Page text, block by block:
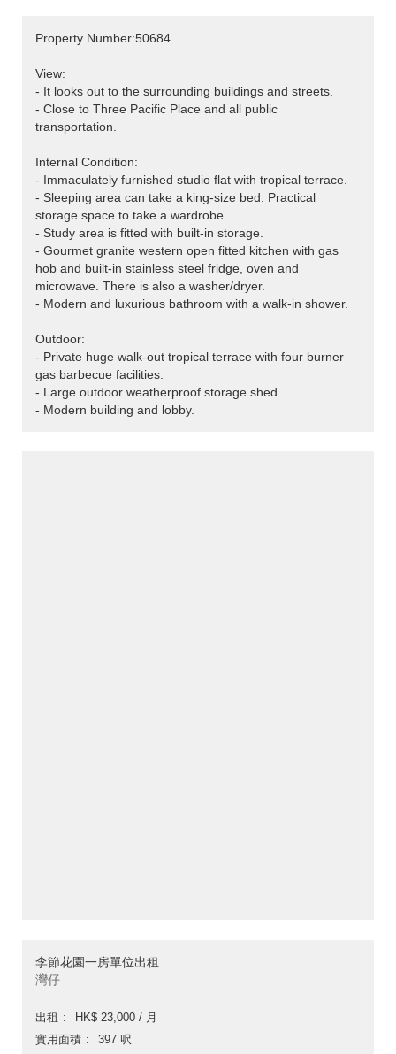
Property Number:50684
View:
- It looks out to the surrounding buildings and streets.
- Close to Three Pacific Place and all public
transportation.
Internal Condition:
- Immaculately furnished studio flat with tropical terrace.
- Sleeping area can take a king-size bed. Practical
storage space to take a wardrobe..
- Study area is fitted with built-in storage.
- Gourmet granite western open fitted kitchen with gas
hob and built-in stainless steel fridge, oven and
microwave. There is also a washer/dryer.
- Modern and luxurious bathroom with a walk-in shower.
Outdoor:
- Private huge walk-out tropical terrace with four burner
gas barbecue facilities.
- Large outdoor weatherproof storage shed.
- Modern building and lobby.
李節花園一房單位出租
灣仔
出租
HK$ 23,000 / 月
實用面積
397 呎